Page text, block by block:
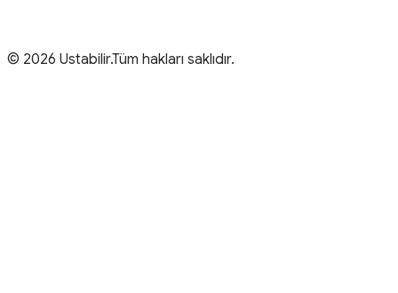
© 2026 Ustabilir.Tüm hakları saklıdır.